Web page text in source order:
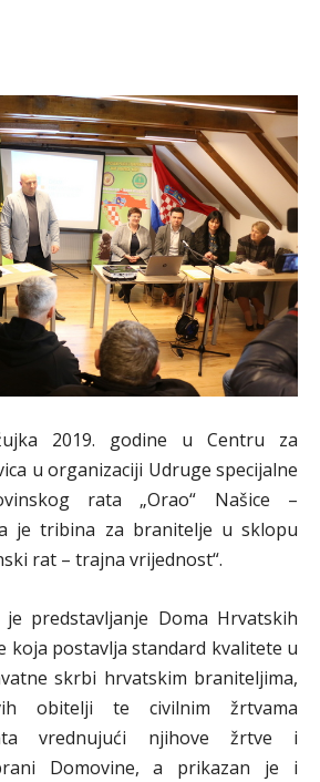
2019. godine u Centru za
u organizaciji Udruge specijalne
rata „Orao“ Našice –
je tribina za branitelje u sklopu
rat – trajna vrijednost“.
predstavljanje Doma Hrvatskih
koja postavlja standard kvalitete u
skrbi hrvatskim braniteljima,
obitelji te civilnim žrtvama
vrednujući njihove žrtve i
Domovine, a prikazan je i